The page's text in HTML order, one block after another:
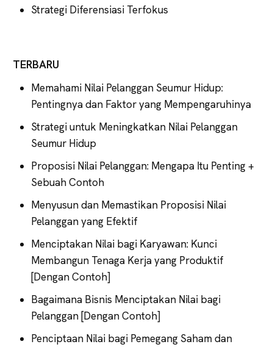
Strategi Diferensiasi Terfokus
TERBARU
Memahami Nilai Pelanggan Seumur Hidup:
Pentingnya dan Faktor yang Mempengaruhinya
Strategi untuk Meningkatkan Nilai Pelanggan
Seumur Hidup
Proposisi Nilai Pelanggan: Mengapa Itu Penting +
Sebuah Contoh
Menyusun dan Memastikan Proposisi Nilai
Pelanggan yang Efektif
Menciptakan Nilai bagi Karyawan: Kunci
Membangun Tenaga Kerja yang Produktif
[Dengan Contoh]
Bagaimana Bisnis Menciptakan Nilai bagi
Pelanggan [Dengan Contoh]
Penciptaan Nilai bagi Pemegang Saham dan